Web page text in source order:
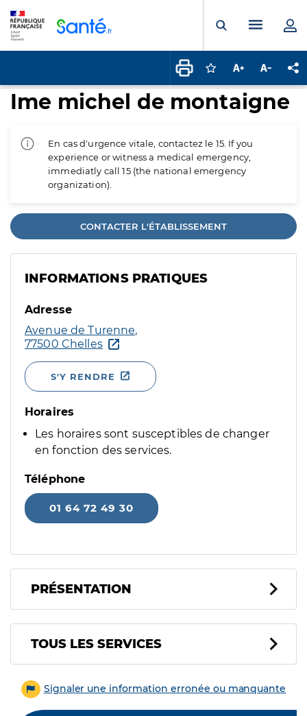
Ouvrir laMenu
Connectez-vous
Augmenter la
Ime michel de montaigne
En cas d'urgence vitale, contactez le 15. If you
experience or witness a medical emergency,
immediatly call 15 (the national emergency
organization).
CONTACTER L'ÉTABLISSEMENT
INFORMATIONS PRATIQUES
Adresse
Avenue de Turenne,
77500 Chelles
S'Y RENDRE
Horaires
Les horaires sont susceptibles de changer
en fonction des services.
Téléphone
01 64 72 49 30
PRÉSENTATION
Tous les services
TOUS LES SERVICES
Signaler une information erronée ou manquante